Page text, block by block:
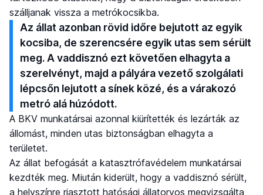
szálljanak vissza a metrókocsikba.
Az állat azonban rövid időre bejutott az egyik
kocsiba, de szerencsére egyik utas sem sérült
meg. A vaddisznó ezt követően elhagyta a
szerelvényt, majd a pályára vezető szolgálati
lépcsőn lejutott a sínek közé, és a várakozó
metró alá húzódott.
A BKV munkatársai azonnal kiürítették és lezárták az
állomást, minden utas biztonságban elhagyta a
területet.
Az állat befogását a katasztrófavédelem munkatársai
kezdték meg. Miután kiderült, hogy a vaddisznó sérült,
a helyszínre riasztott hatósági állatorvos megvizsgálta